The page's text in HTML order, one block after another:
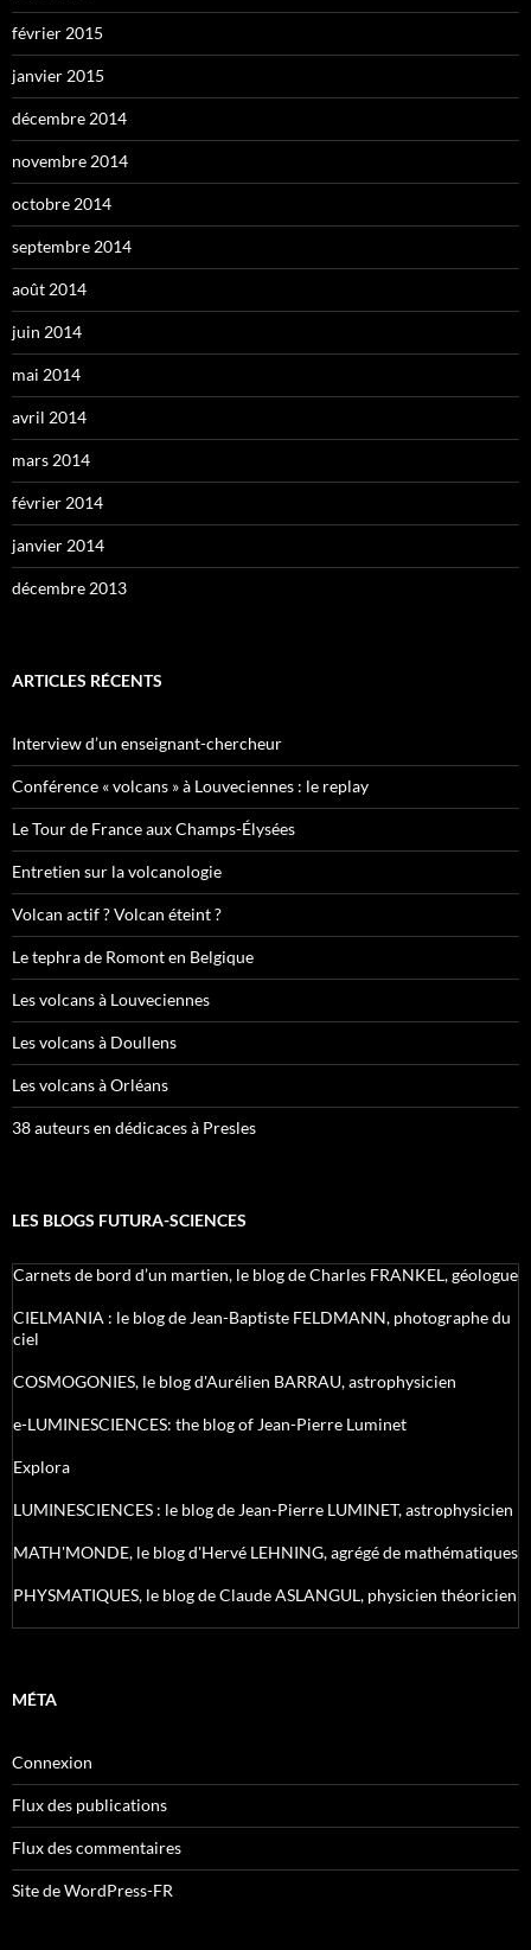
février 2015
janvier 2015
décembre 2014
novembre 2014
octobre 2014
septembre 2014
août 2014
juin 2014
mai 2014
avril 2014
mars 2014
février 2014
janvier 2014
décembre 2013
ARTICLES RÉCENTS
Interview d’un enseignant-chercheur
Conférence « volcans » à Louveciennes : le replay
Le Tour de France aux Champs-Élysées
Entretien sur la volcanologie
Volcan actif ? Volcan éteint ?
Le tephra de Romont en Belgique
Les volcans à Louveciennes
Les volcans à Doullens
Les volcans à Orléans
38 auteurs en dédicaces à Presles
LES BLOGS FUTURA-SCIENCES
Carnets de bord d’un martien, le blog de Charles FRANKEL, géologue
CIELMANIA : le blog de Jean-Baptiste FELDMANN, photographe du
ciel
COSMOGONIES, le blog d'Aurélien BARRAU, astrophysicien
e-LUMINESCIENCES: the blog of Jean-Pierre Luminet
Explora
LUMINESCIENCES : le blog de Jean-Pierre LUMINET, astrophysicien
MATH'MONDE, le blog d'Hervé LEHNING, agrégé de mathématiques
PHYSMATIQUES, le blog de Claude ASLANGUL, physicien théoricien
MÉTA
Connexion
Flux des publications
Flux des commentaires
Site de WordPress-FR